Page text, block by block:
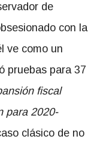
de
con la
ve como un
pruebas para 37
fiscal
para 2020-
clásico de no